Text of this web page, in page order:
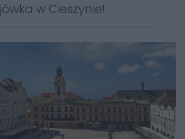
w Cieszynie!